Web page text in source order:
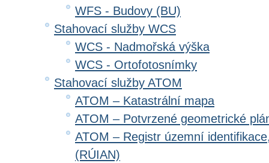
WFS - Budovy (BU)
Stahovací služby WCS
WCS - Nadmořská výška
WCS - Ortofotosnímky
Stahovací služby ATOM
ATOM – Katastrální mapa
ATOM – Potvrzené geometrické
ATOM – Registr územní
(RÚIAN)